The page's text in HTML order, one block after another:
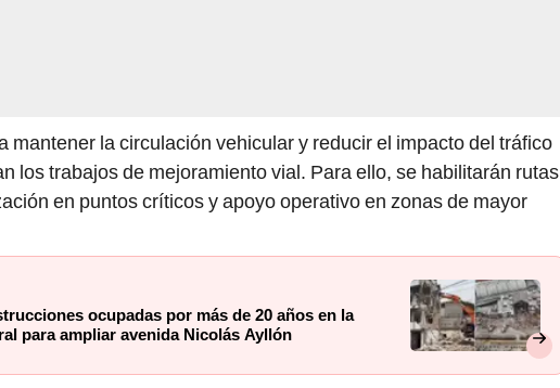
mantener la circulación vehicular y reducir el impacto del tráfico
los trabajos de mejoramiento vial. Para ello, se habilitarán rutas
en puntos críticos y apoyo operativo en zonas de mayor
ocupadas por más de 20 años en la
para ampliar avenida Nicolás Ayllón